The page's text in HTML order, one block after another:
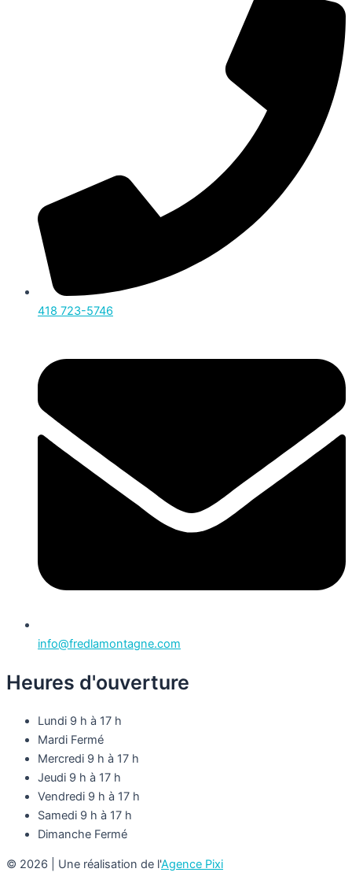
418 723-5746
info@fredlamontagne.com
Heures d'ouverture
Lundi 9 h à 17 h
Mardi Fermé
Mercredi 9 h à 17 h
Jeudi 9 h à 17 h
Vendredi 9 h à 17 h
Samedi 9 h à 17 h
Dimanche Fermé
© 2026 | Une réalisation de l'Agence Pixi